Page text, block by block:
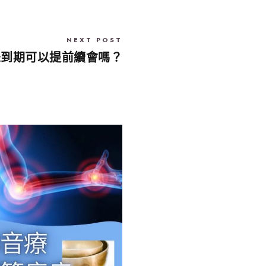
NEXT POST
期可以提前續會嗎？